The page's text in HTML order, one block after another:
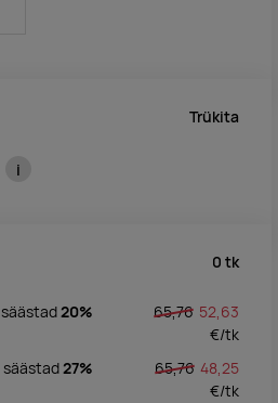
Trükita
i
0 tk
säästad20% 65,76 52,63
€/tk
säästad27% 65,76 48,25
€/tk